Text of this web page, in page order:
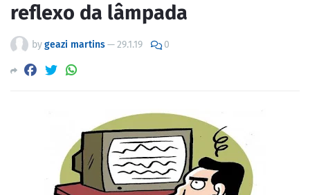
reflexo da lâmpada
bygeazi martins—29.1.19 0